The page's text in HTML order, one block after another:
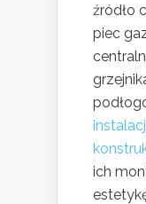
źródło
piec
ich